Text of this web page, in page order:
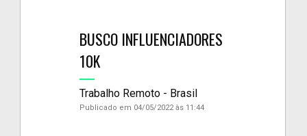
BUSCO INFLUENCIADORES
10K
Trabalho Remoto - Brasil
Publicado em 04/05/2022 às 11:44